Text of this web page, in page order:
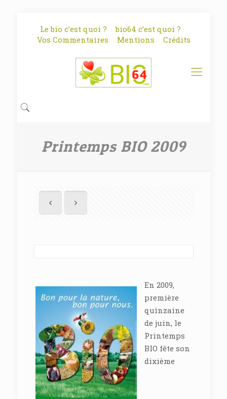
Le bio c’est quoi ?
bio64 c’est quoi ?
Vos Commentaires
Mentions Crédits
Printemps BIO 2009
En 2009,
première
quinzaine
de juin, le
Printemps
BIO fête son
dixième